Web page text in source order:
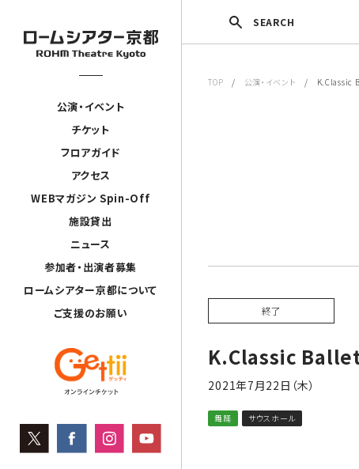
公演・イベント
チケット
フロアガイド
アクセス
WEBマガジン Spin-Off
施設貸出
ニュース
参加者・出演者募集
ロームシアター京都について
ご支援のお願い
SEARCH
TOP / 公演・イベント / K.Classic
終了
K.Classic
2021年7月22日（木）
舞踊 サウスホール